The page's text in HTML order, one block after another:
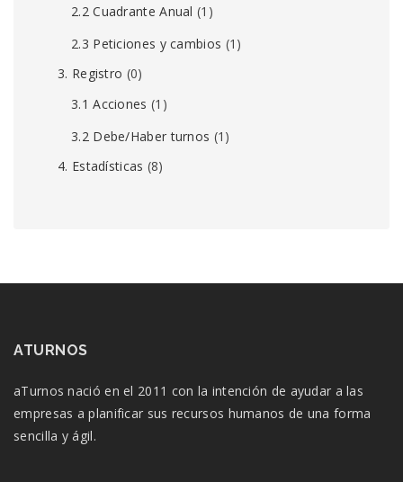
2.2 Cuadrante Anual (1)
2.3 Peticiones y cambios (1)
3. Registro (0)
3.1 Acciones (1)
3.2 Debe/Haber turnos (1)
4. Estadísticas (8)
ATURNOS
aTurnos nació en el 2011 con la intención de ayudar a las
empresas a planificar sus recursos humanos de una forma
sencilla y ágil.